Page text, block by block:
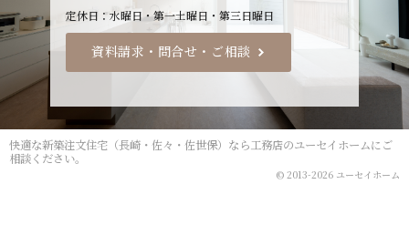
定休日
水曜日・第一土曜日・第三日曜日
資料請求・問合せ・ご相談
© 2013-2026 ユーセイホーム
快適な新築注文住宅（長崎・佐々・佐世保）なら工務店のユーセイホームにご
相談ください。